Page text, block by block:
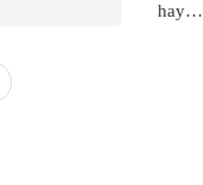
hay…